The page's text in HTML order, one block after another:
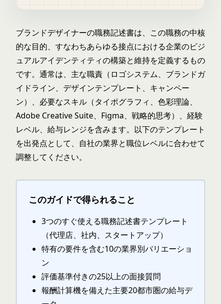
ブランドデザイナーの職務記述書は、この職務の中核
的な目的、すなわちあらゆる接点における企業のビジ
ュアルアイデンティティの構築と維持を定義するもの
です。通常は、主な職責（ロゴシステム、ブランドガ
イドライン、デザインテンプレート、キャンペー
ン）、必要なスキル（タイポグラフィ、色彩理論、
Adobe Creative Suite、Figma、戦略的思考）、経験
レベル、給与レンジを含みます。以下のテンプレート
を出発点として、自社の業界と職位レベルに合わせて
調整してください。
このガイドで得られること
3つのすぐ使える職務記述書テンプレート
（代理店、社内、スタートアップ）
特有の要件を含む10の業界別バリエーショ
ン
評価基準付きの25以上の面接質問
報酬計算機を備えた主要20都市圏の給与デ